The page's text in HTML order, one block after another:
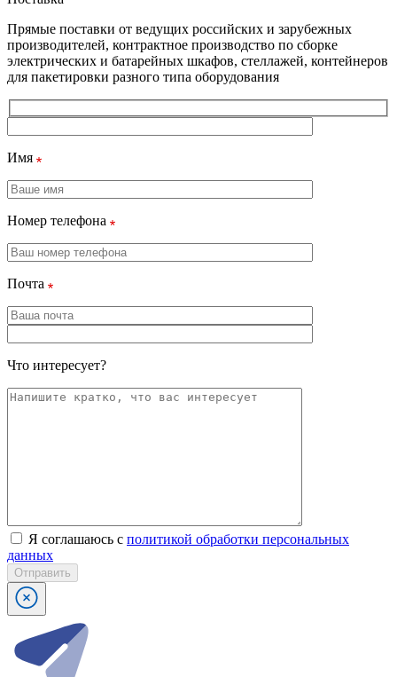
Прямые поставки от ведущих российских и зарубежных
производителей, контрактное производство по сборке
электрических и батарейных шкафов, стеллажей, контейнеров
для пакетировки разного типа оборудования
Имя
Номер телефона
Почта
Что интересует?
Я соглашаюсь с политикой обработки персональных
данных
Отправить